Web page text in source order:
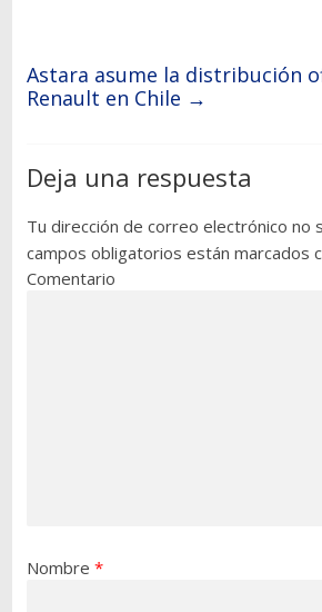
Astara asume la distribución
Renault en Chile →
Deja una respuesta
Tu dirección de correo electrónico no
campos obligatorios están marcados
Comentario
Nombre *